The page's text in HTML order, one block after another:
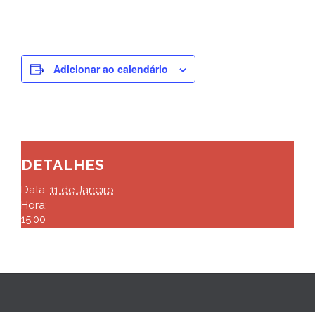
Adicionar ao calendário
DETALHES
Data: 11 de Janeiro
Hora:
15:00